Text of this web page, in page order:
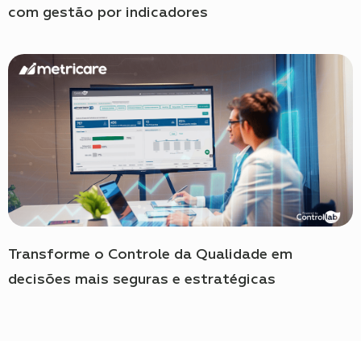
com gestão por indicadores
Transforme o Controle da Qualidade em
decisões mais seguras e estratégicas